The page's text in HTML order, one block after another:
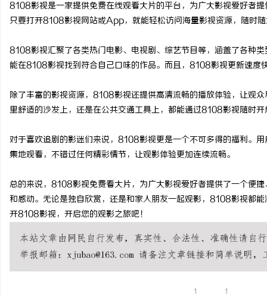
8108影视是一家提供免费在线观看大片的平台，为广大影视爱好者
只要打开8108影视网站或App，就能轻松访问海量影视资源，随时
8108影视汇聚了各类热门电影、电视剧、综艺节目等，涵盖了各种
能在8108影视找到符合自己口味的作品。而且，8108影视更新速度
除了丰富的影视资源，8108影视还提供高清流畅的播放体验，让观
里舒适的沙发上，还是在公共交通工具上，都能通过8108影视随时
对于喜欢追剧的影迷们来说，8108影视更是一个不可多得的福利。
集地观看，不错过任何精彩情节，让观影体验更加连续流畅。
总的来说，8108影视免费看大片，为广大影视爱好者提供了一个便
和感动。无论是独自欣赏，还是和家人朋友一起观影，8108影视都
开8108影视，开启您的观影之旅吧！
1 1
武汉配眼镜 上海配眼镜